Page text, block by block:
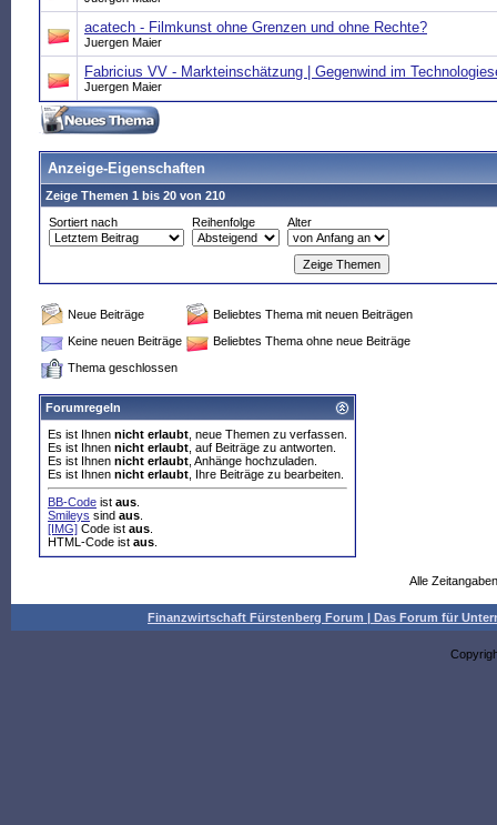
acatech - Filmkunst ohne Grenzen und ohne Rechte?
Juergen Maier
Fabricius VV - Markteinschätzung | Gegenwind im
Juergen Maier
Anzeige-Eigenschaften
Zeige Themen 1 bis 20 von 210
Sortiert nach
Reihenfolge Alter
Neue Beiträge
Beliebtes Thema mit neuen Beiträgen
Keine neuen Beiträge
Beliebtes Thema ohne neue Beiträge
Thema geschlossen
Forumregeln
Es ist Ihnen nicht erlaubt , neue Themen zu verfassen.
Es ist Ihnen nicht erlaubt , auf Beiträge zu antworten.
Es ist Ihnen nicht erlaubt , Anhänge hochzuladen.
Es ist Ihnen nicht erlaubt , Ihre Beiträge zu bearbeiten.
BB-Code ist aus
Smileys sind aus
[IMG] Code ist aus
HTML-Code ist aus
Alle
Finanzwirtschaft Fürstenberg Forum | Das Forum für